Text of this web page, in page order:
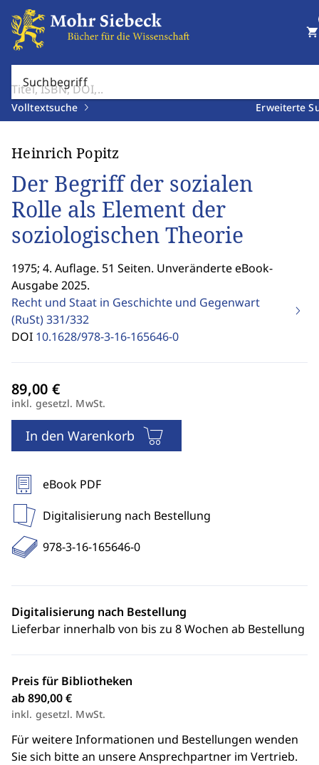
Suchbegriff
Volltextsuche Erweiterte
shopping_cart
Heinrich Popitz
Der Begriff der sozialen
Rolle als Element der
soziologischen Theorie
1975; 4. Auflage. 51 Seiten. Unveränderte eBook-
Ausgabe 2025.
Recht und Staat in Geschichte und Gegenwart
(RuSt)331/332
DOI 10.1628/978-3-16-165646-0
inkl. gesetzl. MwSt.
In den Warenkorb
eBook PDF
Digitalisierung nach Bestellung
978-3-16-165646-0
Digitalisierung nach Bestellung
Lieferbar innerhalb von bis zu 8 Wochen ab Bestellung
Preis für Bibliotheken
ab 890,00 €
inkl. gesetzl. MwSt.
Für weitere Informationen und Bestellungen wenden
Sie sich bitte an unsere Ansprechpartner im Vertrieb.